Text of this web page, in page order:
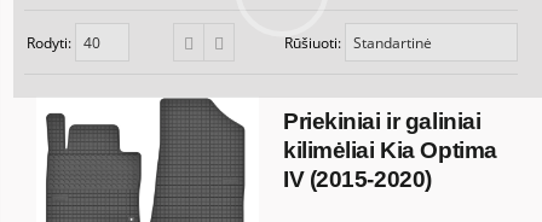
Rūšiuoti:
Rodyti:
Priekiniai ir galiniai
kilimėliai Kia Optima
IV (2015-2020)